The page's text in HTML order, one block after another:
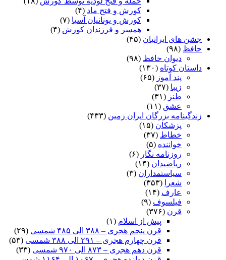
کورش و فتح ماد (۴)
کورش و یونانیان آسیا (۷)
همسر و فرزندان کورش (۴)
جشن های ایرانیان (۴۵)
حافظ (۹۸)
دیوان حافظ (۹۸)
داستان کوتاه (۱۳۰)
پند آموز (۶۵)
زیبا (۳۷)
طنز (۳۱)
عشق (۱۱)
زندگینامه بزرگان ایران زمین (۴۳۳)
پزشکان (۱۵)
خطاط (۳۷)
خواننده (۵)
روزنامه نگار (۶)
ریاضیدان (۱۴)
سیاستمداران (۳)
شعرا
(۳۵۳)
عارف (۱۴)
فیلسوف (۹)
قرن (۳۷۶)
پیش از اسلام (۱)
قرن پنجم هجری – ۳۸۸ الی ۴۸۵ شمسی
(۲۹)
قرن چهارم هجری – ۲۹۱ الی ۳۸۸ شمسی
(۵۳)
قرن دهم هجری – ۸۷۳ الی ۹۷۰ شمسی
(۳۳)